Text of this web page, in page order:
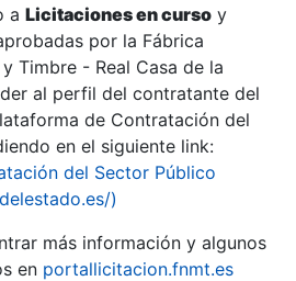
a Licitaciones en curso y
por la Fábrica
Timbre - Real Casa de la
al perfil del contratante del
de Contratación del
en el siguiente link:
del Sector Público
)
más información y algunos
en portallicitacion.fnmt.es